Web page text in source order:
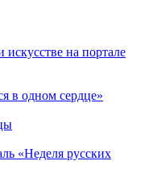
на портале
в одном сердце»
«Неделя русских